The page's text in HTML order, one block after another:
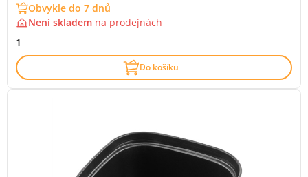
Obvykle do 7 dnů
Není skladem na prodejnách
1
Do košíku